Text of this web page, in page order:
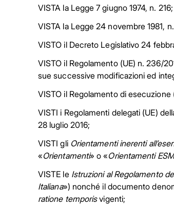
VISTA la Legge 7 giugno 1974, n. 216;
VISTA la Legge 24 novembre 1981,
VISTO il Decreto Legislativo 24
VISTO il Regolamento (UE) n. 236/
sue successive modificazioni ed
VISTO il Regolamento di
VISTI i Regolamenti delegati (UE)
28 luglio 2016;
VISTI gli Orientamenti inerenti
«Orientamenti» o «Orientamenti
VISTE le Istruzioni al Regolamento
Italiana») nonché il documento
ratione temporisvigenti;